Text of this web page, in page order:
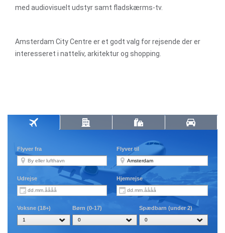
med audiovisuelt udstyr samt fladskærms-tv.
Amsterdam City Centre er et godt valg for rejsende der er
interesseret i natteliv, arkitektur og shopping.